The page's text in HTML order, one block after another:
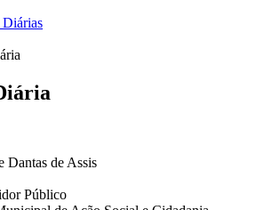
Diárias
Dantas de Assis
Público